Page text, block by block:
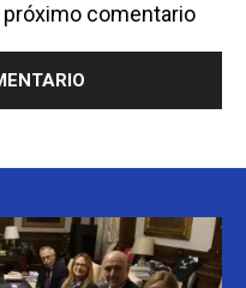
próximo comentario